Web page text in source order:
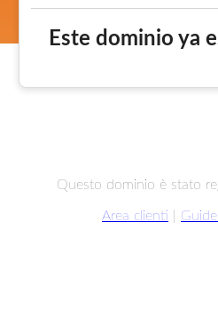
Este dominio ya
Questo dominio è stato
Area clienti